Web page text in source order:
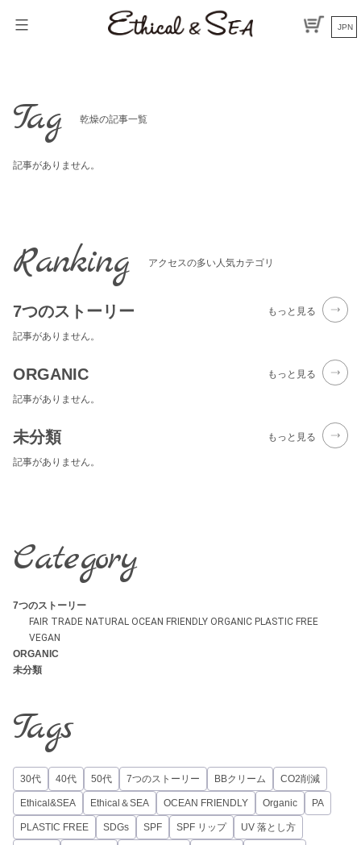
JPN
Tag 乾燥の記事一覧
記事がありません。
Ranking アクセスの多い人気カテゴリ
7つのストーリー もっと見る
記事がありません。
ORGANIC もっと見る
記事がありません。
未分類 もっと見る
記事がありません。
Category
7つのストーリー
FAIR TRADE NATURAL OCEAN FRIENDLY ORGANIC PLASTIC FREE
VEGAN
ORGANIC
未分類
Tags
30代 40代 50代 7つのストーリー BBクリーム CO2削減
Ethical&SEA Ethical＆SEA OCEAN FRIENDLY Organic PA
PLASTIC FREE SDGs SPF SPF リップ UV 落とし方